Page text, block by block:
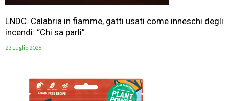
LNDC. Calabria in fiamme, gatti usati come inneschi degli
incendi: “Chi sa parli”.
23 Luglio 2026